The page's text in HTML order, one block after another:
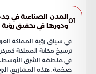
01المدن الصناعية في
ودورها في تحقيق رؤية 2030
ترسيخ مكانة المملكة
في منطقة الشرق
ضخمة. هذه المشاريع،